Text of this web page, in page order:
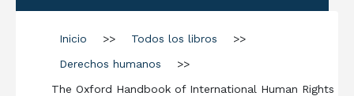
Inicio >> Todos los libros
>>
Derechos humanos
>>
The Oxford Handbook of International Human Rights